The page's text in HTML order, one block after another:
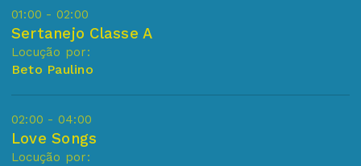
01:00 - 02:00
Sertanejo Classe A
Locução por:
Beto Paulino
02:00 - 04:00
Love Songs
Locução por: